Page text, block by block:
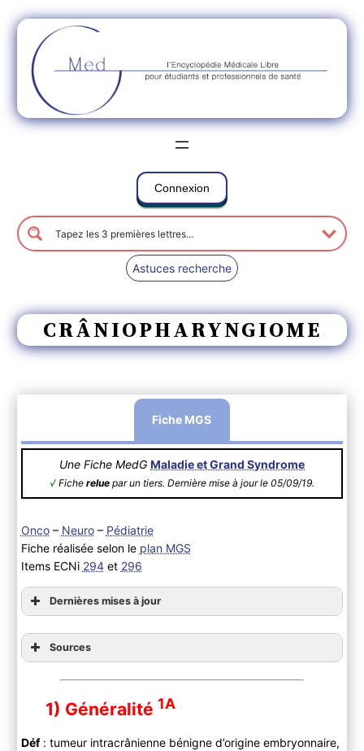
Connexion
Astuces recherche
CRÂNIOPHARYNGIOME
Fiche MGS
Une Fiche MedG Maladie et Grand Syndrome
√ Fiche relue par un tiers. Dernière mise à jour le 05/09/19.
Onco– Neuro– Pédiatrie
Fiche réalisée selon le plan MGS
Items ECNi 294et 296
Dernières mises à jour
Sources
1) Généralité 1A
Déf: tumeur intracrânienne bénigne d’origine embryonnaire,